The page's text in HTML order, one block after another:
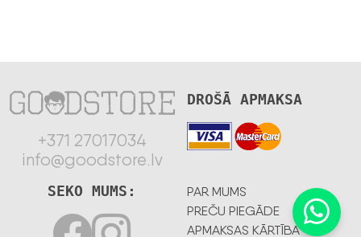
+371 27017034
info@goodstore.lv
DROŠĀ APMAKSA
PAR MUMS
PREČU PIEGĀDE
APMAKSAS KĀRTĪBA
SEKO MUMS: